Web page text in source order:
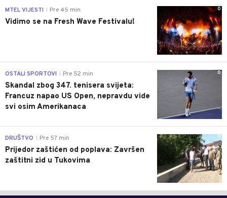
0
MTEL VIJESTI Pre 45 min
Vidimo se na Fresh Wave Festivalu!
0
OSTALI SPORTOVI Pre 52 min
Skandal zbog 347. tenisera svijeta:
Francuz napao US Open, nepravdu vide
svi osim Amerikanaca
0
DRUŠTVO Pre 57 min
Prijedor zaštićen od poplava: Završen
zaštitni zid u Tukovima